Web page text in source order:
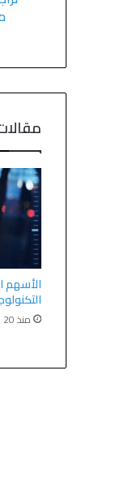
الأسهم
منذ 20 ساعة